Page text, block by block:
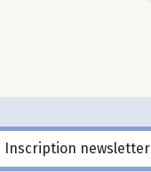
Inscription newsletter